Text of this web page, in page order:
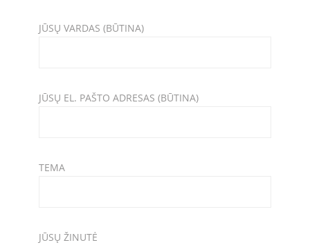
JŪSŲ VARDAS (BŪTINA)
JŪSŲ EL. PAŠTO ADRESAS (BŪTINA)
TEMA
JŪSŲ ŽINUTĖ